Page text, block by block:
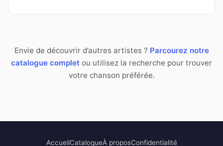
Envie de découvrir d’autres artistes ? Parcourez notre
catalogue complet ou utilisez la recherche pour trouver
votre chanson préférée.
AccueilCatalogueÀ proposConfidentialité